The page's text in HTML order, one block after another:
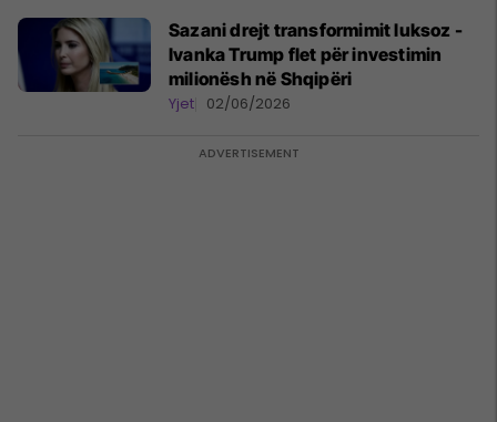
Sazani drejt transformimit luksoz -
Ivanka Trump flet për investimin
milionësh në Shqipëri
Yjet 02/06/2026